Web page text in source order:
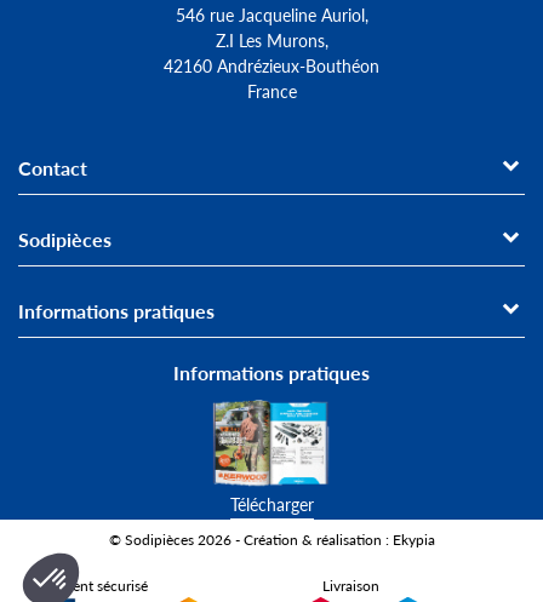
546 rue Jacqueline Auriol,
Z.I Les Murons,
42160 Andrézieux-Bouthéon
France
Contact
Sodipièces
Informations pratiques
Informations pratiques
Télécharger
© Sodipièces 2026 - Création & réalisation : Ekypia
Paiement sécurisé Livraison